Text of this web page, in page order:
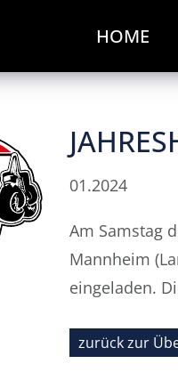
HOME
01.2024
Am Samstag
Mannheim
eingeladen.
zurück zur